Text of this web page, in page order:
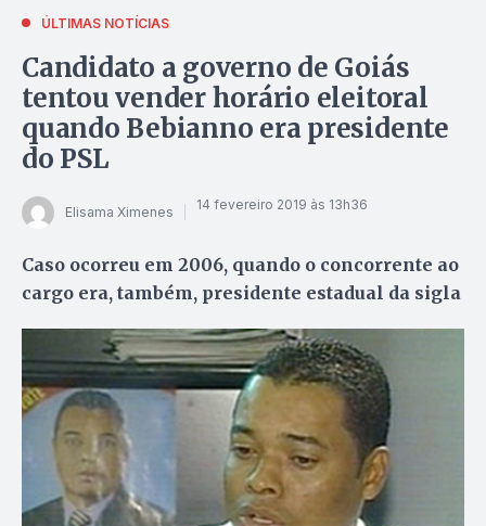
ÚLTIMAS NOTÍCIAS
Candidato a governo de Goiás
tentou vender horário eleitoral
quando Bebianno era presidente
do PSL
Elisama Ximenes 14 fevereiro 2019 às 13h36
Caso ocorreu em 2006, quando o concorrente ao
cargo era, também, presidente estadual da sigla